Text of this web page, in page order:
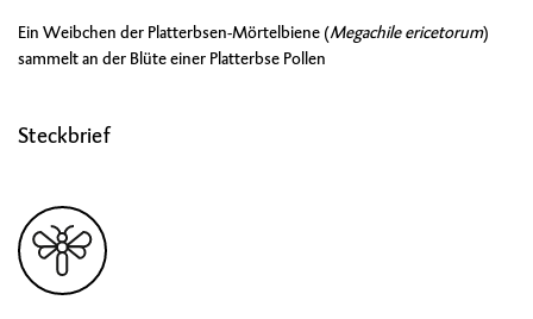
Ein Weibchen der Platterbsen-Mörtelbiene (Megachile ericetorum)
sammelt an der Blüte einer Platterbse Pollen
Steckbrief